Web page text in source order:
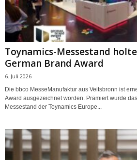
Toynamics-Messestand
German Brand Award
6. Juli 2026
Die bbco MesseManufaktur aus Veitsbronn ist
Award ausgezeichnet worden. Prämiert wurde
Messestand der Toynamics Europe...